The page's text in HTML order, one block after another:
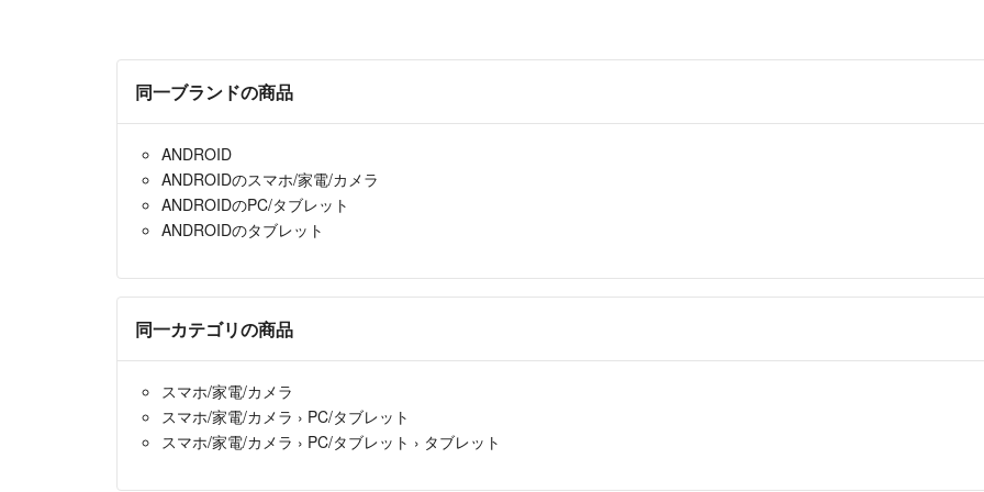
元さん- 3ヶ月前
はじめまして
購入させて頂
元さん- 3ヶ月前
同一ブランドの商品
ANDROID
ANDROIDのスマホ/家電/カメラ
ANDROIDのPC/タブレット
ANDROIDのタブレット
同一カテゴリの商品
スマホ/家電/カメラ
スマホ/家電/カメラ › PC/タブレット
スマホ/家電/カメラ › PC/タブレット › タブレット